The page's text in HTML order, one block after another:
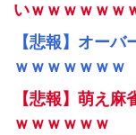
いｗｗｗｗｗｗ
【悲報】オー
ｗｗｗｗｗｗｗ
【悲報】萌え
ｗｗｗｗｗｗ